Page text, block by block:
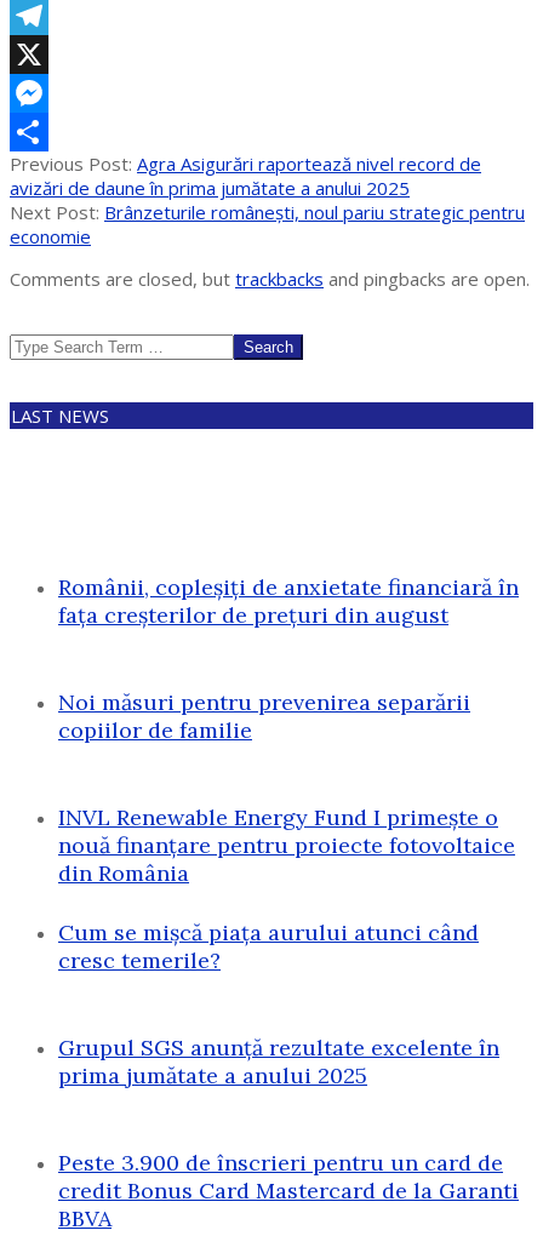
Email
Telegram
X
Messenger
Partajează
2025-
06-
30
Previous Post: Agra Asigurări raportează nivel record de
avizări de daune în prima jumătate a anului 2025
Next Post: Brânzeturile românești, noul pariu strategic pentru
economie
Comments are closed, but trackbacks and pingbacks are open.
Search
LAST NEWS
Românii, copleșiți de anxietate financiară în
fața creșterilor de prețuri din august
Noi măsuri pentru prevenirea separării
copiilor de familie
INVL Renewable Energy Fund I primește o
nouă finanțare pentru proiecte fotovoltaice
din România
Cum se mișcă piața aurului atunci când
cresc temerile?
Grupul SGS anunță rezultate excelente în
prima jumătate a anului 2025
Peste 3.900 de înscrieri pentru un card de
credit Bonus Card Mastercard de la Garanti
BBVA